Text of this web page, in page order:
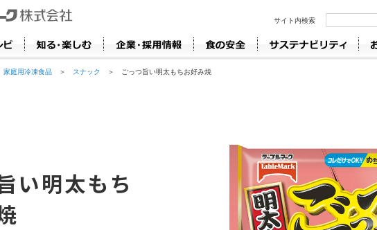
家庭用冷凍食品 ＞ スナック ＞ ごっつ旨い明太もちお好み焼
い明太もち